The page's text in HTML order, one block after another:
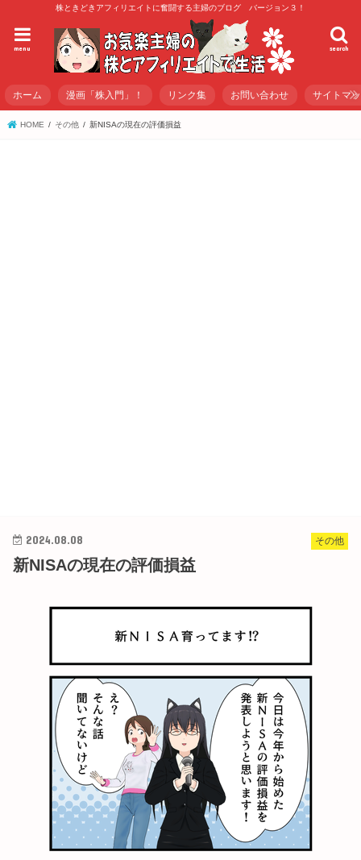
株ときどきアフィリエイトに奮闘する主婦のブログ バージョン３！
search
menu
ホーム 漫画「株入門」！ リンク集 お問い合わせ サイトマ
HOME その他 新NISAの現在の評価損益
その他
2024.08.08
新NISAの現在の評価損益